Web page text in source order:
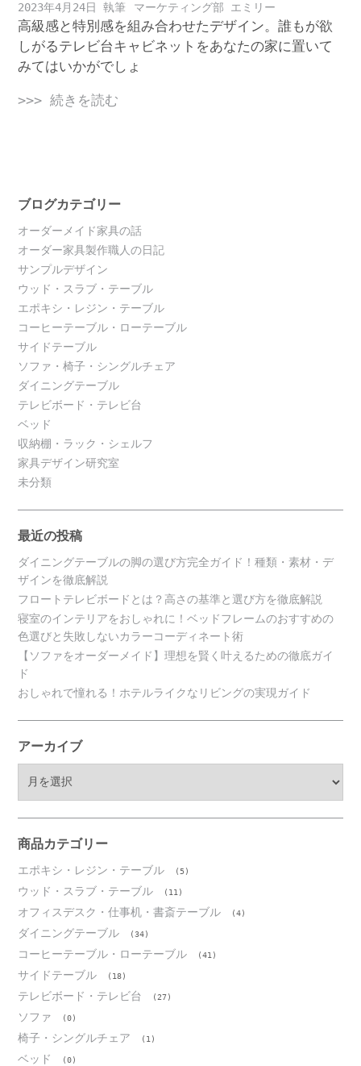
2023年4月24日 マーケティング部 エミリー
高級感と特別感を組み合わせたデザイン。誰もが欲
しがるテレビ台キャビネットをあなたの家に置いて
みてはいかがでしょ
>>> 続きを読む
ブログカテゴリー
オーダーメイド家具の話
オーダー家具製作職人の日記
サンプルデザイン
ウッド・スラブ・テーブル
エポキシ・レジン・テーブル
コーヒーテーブル・ローテーブル
サイドテーブル
ソファ・椅子・シングルチェア
ダイニングテーブル
テレビボード・テレビ台
ベッド
収納棚・ラック・シェルフ
家具デザイン研究室
未分類
最近の投稿
ダイニングテーブルの脚の選び方完全ガイド！種類・素材・デ
ザインを徹底解説
フロートテレビボードとは？高さの基準と選び方を徹底解説
寝室のインテリアをおしゃれに！ベッドフレームのおすすめの
色選びと失敗しないカラーコーディネート術
【ソファをオーダーメイド】理想を賢く叶えるための徹底ガイ
ド
おしゃれで憧れる！ホテルライクなリビングの実現ガイド
アーカイブ
ブ
商品カテゴリー
エポキシ・レジン・テーブル (5)
ウッド・スラブ・テーブル (11)
オフィスデスク・仕事机・書斎テーブル (4)
ダイニングテーブル (34)
コーヒーテーブル・ローテーブル (41)
サイドテーブル (18)
テレビボード・テレビ台 (27)
ソファ (0)
椅子・シングルチェア (1)
ベッド (0)